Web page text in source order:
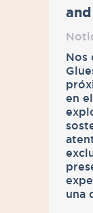
Nos
en
una